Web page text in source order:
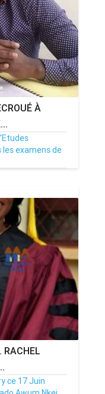
À
les examens de
RACHEL
ce 17 Juin